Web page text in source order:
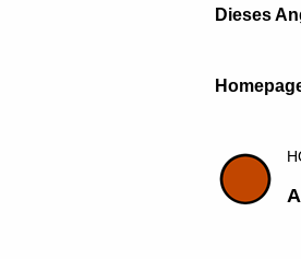
Dieses